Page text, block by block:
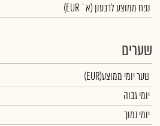
נפח ממוצע לרבעון (א` EUR)
שערים
שער יומי ממוצע(EUR)
יומי גבוה
יומי נמוך